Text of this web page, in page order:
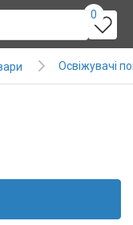
0
Освіжувачі